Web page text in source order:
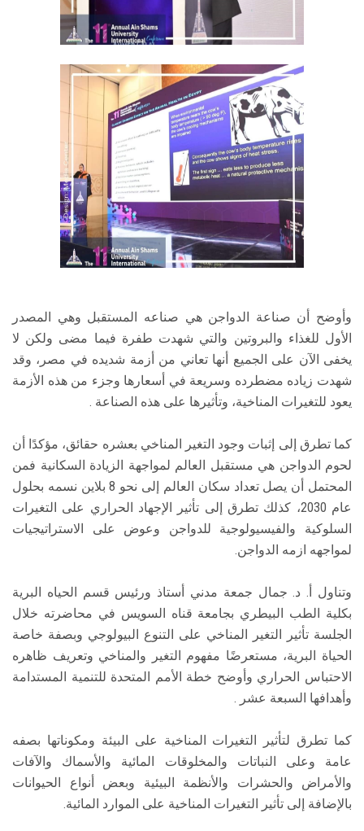
وأوضح أن صناعة الدواجن هي صناعه المستقبل وهي المصدر
الأول للغذاء والبروتين والتي شهدت طفرة فيما مضى ولكن لا
يخفى الآن على الجميع أنها تعاني من أزمة شديده في مصر، وقد
شهدت زياده مضطرده وسريعة في أسعارها وجزء من هذه الأزمة
يعود للتغيرات المناخية، وتأثيرها على هذه الصناعة .
كما تطرق إلى إثبات وجود التغير المناخي بعشره حقائق، مؤكدًا أن
لحوم الدواجن هي مستقبل العالم لمواجهة الزيادة السكانية فمن
المحتمل أن يصل تعداد سكان العالم إلى نحو 8 بلاين نسمه بحلول
عام 2030، كذلك تطرق إلى تأثير الإجهاد الحراري على التغيرات
السلوكية والفيسيولوجية للدواجن وعوض على الاستراتيجيات
لمواجهه ازمه الدواجن.
وتناول أ. د. جمال جمعة مدني أستاذ ورئيس قسم الحياه البرية
بكلية الطب البيطري بجامعة قناه السويس في محاضرته خلال
الجلسة تأثير التغير المناخي على التنوع البيولوجي وبصفة خاصة
الحياة البرية، مستعرضًا مفهوم التغير والمناخي وتعريف ظاهره
الاحتباس الحراري وأوضح خطة الأمم المتحدة للتنمية المستدامة
وأهدافها السبعة عشر .
كما تطرق لتأثير التغيرات المناخية على البيئة ومكوناتها بصفه
عامة وعلى النباتات والمخلوقات المائية والأسماك والآفات
والأمراض والحشرات والأنظمة البيئية وبعض أنواع الحيوانات
بالإضافة إلى تأثير التغيرات المناخية على الموارد المائية.